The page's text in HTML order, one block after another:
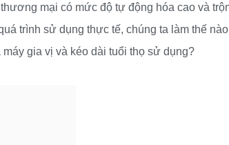
mại có mức độ tự động hóa cao và
trình sử dụng thực tế, chúng ta làm thế
gia vị và kéo dài tuổi thọ sử dụng?